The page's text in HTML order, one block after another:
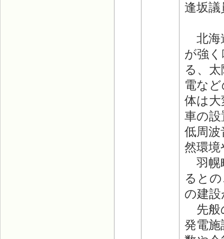
逢坂議
北海
が強
る、
電な
体は
車の
低周
然環
羽幌
ると
の建
先般
発電